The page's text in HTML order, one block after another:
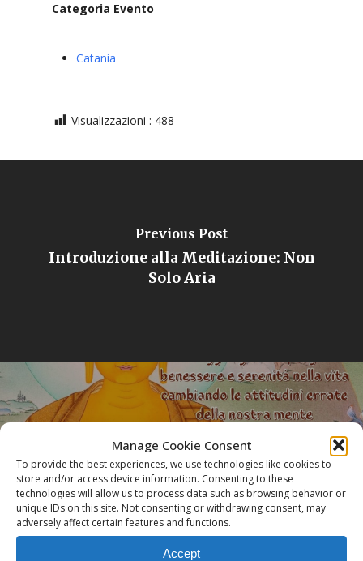
Manage Cookie Consent
To provide the best experiences, we use technologies like cookies to
store and/or access device information. Consenting to these
technologies will allow us to process data such as browsing behavior or
unique IDs on this site. Not consenting or withdrawing consent, may
adversely affect certain features and functions.
Accept
Categoria Evento
Catania
Visualizzazioni : 488
Previous Post
Introduzione alla Meditazione: Non
Solo Aria
Next Post
L'arte della Felicità